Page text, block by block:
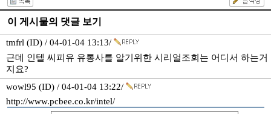
이 게시물의 댓글 보기
tmfrl (ID) / 04-01-04 13:13/
근데 인텔 씨피유 유통사를 알기위한 시리얼조회는 어디서 하는거
지요?
wowl95 (ID) / 04-01-04 13:22/
http://www.pcbee.co.kr/intel/